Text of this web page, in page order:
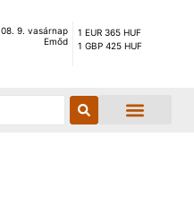
9. vasárnap
Emőd
1 EUR 365 HUF
1 GBP 425 HUF